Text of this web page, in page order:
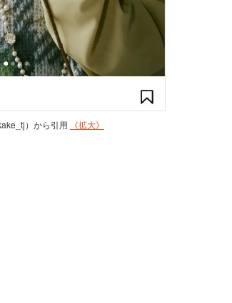
）から引用 《拡大》